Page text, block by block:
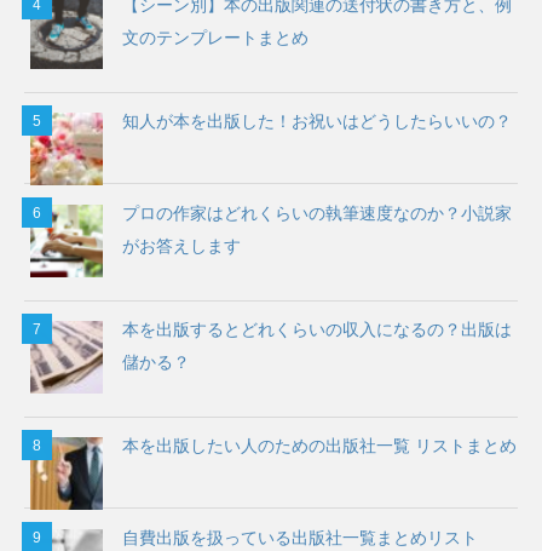
【シーン別】本の出版関連の送付状の書き方と、例
文のテンプレートまとめ
知人が本を出版した！お祝いはどうしたらいいの？
プロの作家はどれくらいの執筆速度なのか？小説家
がお答えします
本を出版するとどれくらいの収入になるの？出版は
儲かる？
本を出版したい人のための出版社一覧 リストまとめ
自費出版を扱っている出版社一覧まとめリスト